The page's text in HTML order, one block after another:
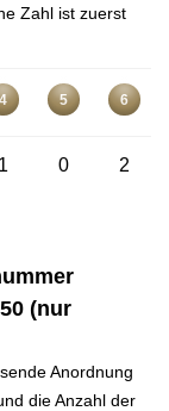
Zahl ist zuerst
4 5 6
1 0 2
(nur
Anordnung
die Anzahl der